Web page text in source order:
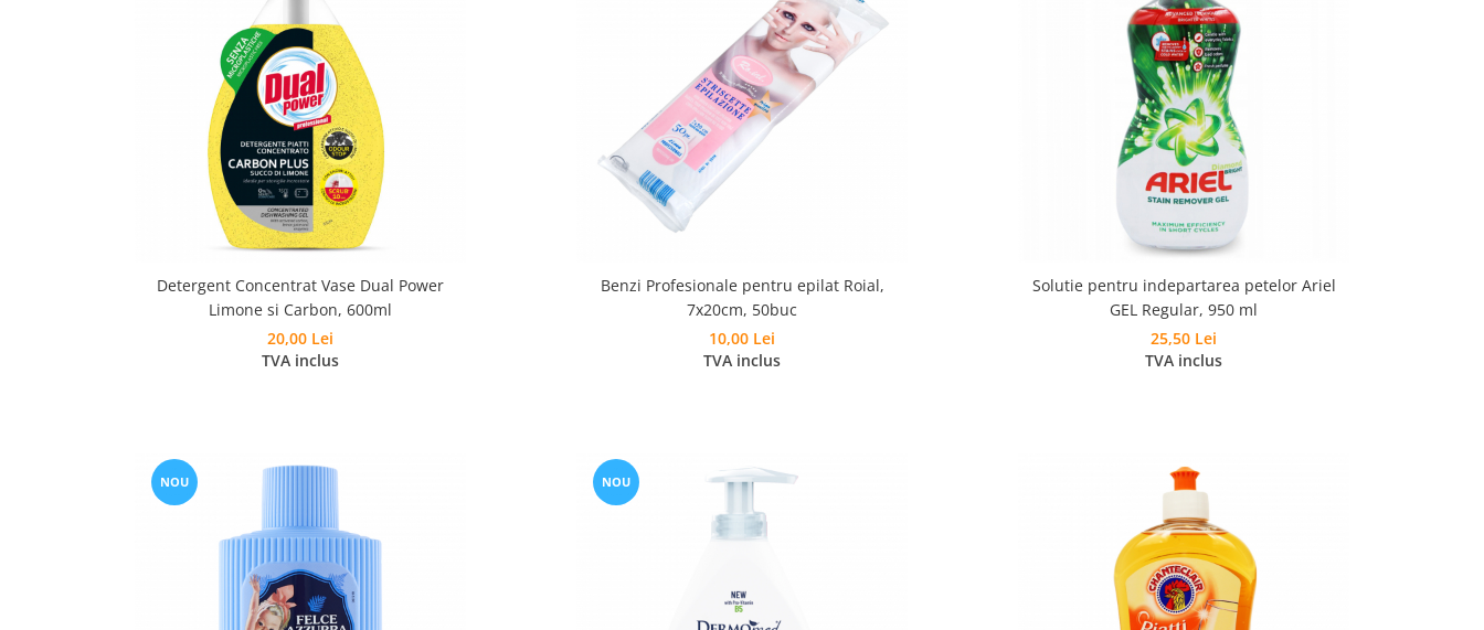
Detergent Concentrat Vase Dual Power
Limone si Carbon, 600ml
20,00 Lei
TVA inclus
Benzi Profesionale pentru epilat Roial,
7x20cm, 50buc
10,00 Lei
TVA inclus
Solutie pentru indepartarea petelor Ariel
GEL Regular, 950 ml
25,50 Lei
TVA inclus
NOU NOU